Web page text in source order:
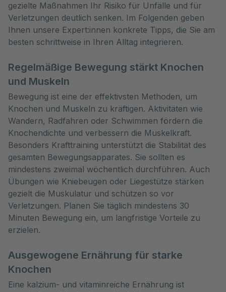
gezielte Maßnahmen Ihr Risiko für Unfälle und für
Verletzungen deutlich senken. Im Folgenden geben
Ihnen unsere Expert:innen konkrete Tipps, die Sie am
besten schrittweise in Ihren Alltag integrieren.
Regelmäßige Bewegung stärkt Knochen
und Muskeln
Bewegung ist eine der effektivsten Methoden, um
Knochen und Muskeln zu kräftigen. Aktivitäten wie
Wandern, Radfahren oder Schwimmen fördern die
Knochendichte und verbessern die Muskelkraft.
Besonders Krafttraining unterstützt die Stabilität des
gesamten Bewegungsapparates. Sie sollten es
mindestens zweimal wöchentlich durchführen. Auch
Übungen wie Kniebeugen oder Liegestütze stärken
gezielt die Muskulatur und schützen so vor
Verletzungen. Planen Sie täglich mindestens 30
Minuten Bewegung ein, um langfristige Vorteile zu
erzielen.
Ausgewogene Ernährung für starke
Knochen
Eine kalzium- und vitaminreiche Ernährung ist